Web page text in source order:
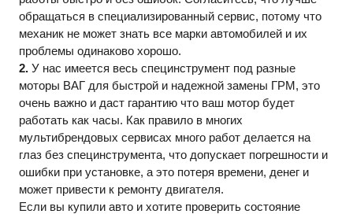
обращаться в специализированный сервис, потому что
механик не может знать все марки автомобилей и их
проблемы одинаково хорошо.
2. У нас имеется весь специнструмент под разные
моторы ВАГ для быстрой и надежной замены ГРМ, это
очень важно и даст гарантию что ваш мотор будет
работать как часы. Как правило в многих
мультибрендовых сервисах много работ делается на
глаз без специнструмента, что допускает погрешности и
ошибки при установке, а это потеря времени, денег и
может привести к ремонту двигателя.
Если вы купили авто и хотите проверить состояние